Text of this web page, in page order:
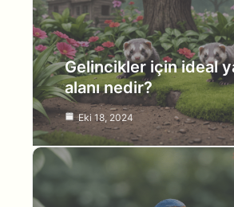
Gelincikler için ideal
alanı nedir?
Eki 18, 2024